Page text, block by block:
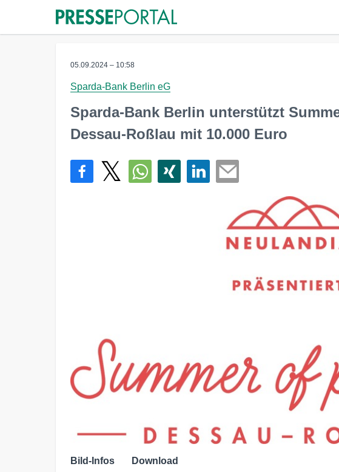
05.09.2024 – 10:58
Sparda-Bank Berlin eG
Sparda-Bank Berlin unterstützt
Dessau-Roßlau mit 10.000 Euro
Bild-Infos Download